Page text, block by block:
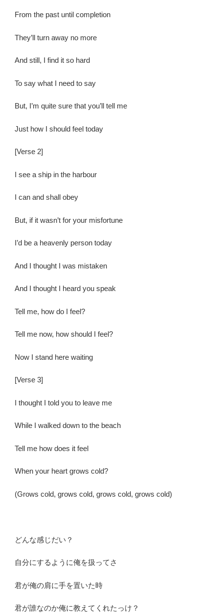
From the past until completion
They’ll turn away no more
And still, I find it so hard
To say what I need to say
But, I’m quite sure that you’ll tell me
Just how I should feel today
[Verse 2]
I see a ship in the harbour
I can and shall obey
But, if it wasn’t for your misfortune
I’d be a heavenly person today
And I thought I was mistaken
And I thought I heard you speak
Tell me, how do I feel?
Tell me now, how should I feel?
Now I stand here waiting
[Verse 3]
I thought I told you to leave me
While I walked down to the beach
Tell me how does it feel
When your heart grows cold?
(Grows cold, grows cold, grows cold, grows cold)
どんな感じだい？
自分にするように俺を扱ってさ
君が俺の肩に手を置いた時
君が誰なのか俺に教えてくれたっけ？